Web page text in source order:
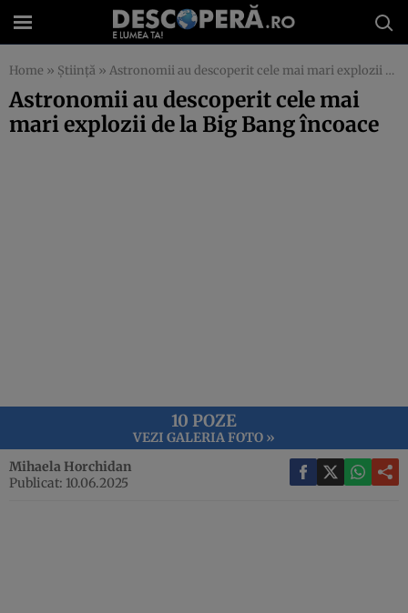
Home » Știință » Astronomii au descoperit cele mai mari explozii de la Big Bang încoace
Astronomii au descoperit cele mai
mari explozii de la Big Bang încoace
10 POZE
VEZI GALERIA FOTO »
Mihaela Horchidan
Publicat: 10.06.2025